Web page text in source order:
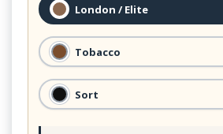
London / Elite
Tobacco
Sort